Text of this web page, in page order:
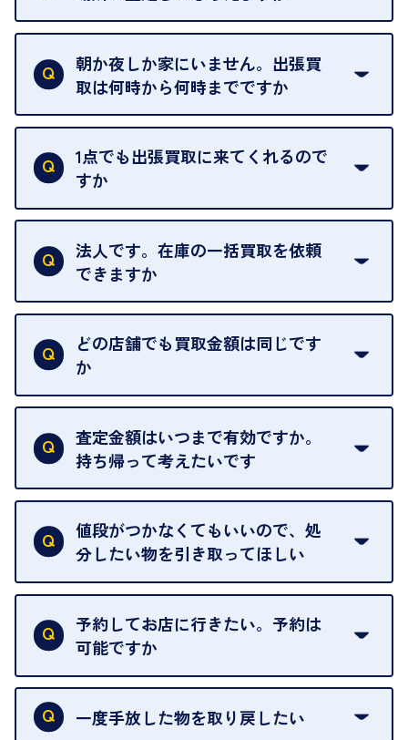
ご自宅以外での査定はお引き受けできません。ご指
定のお店や、ほかのお客様への迷惑となることが考
えられるためです。
朝か夜しか家にいません。出張買
取は何時から何時までですか
ご訪問可能時間は、10時から19時です。
ただし、お品物の種類や量によっては対応させてい
ただくことがあります。
1点でも出張買取に来てくれるので
すか
はい。1点でもお伺いします。
法人です。在庫の一括買取を依頼
できますか
はい。喜んで承ります。出張買取をご利用くださ
い。
ご指定の場所にお伺いします。
どの店舗でも買取金額は同じです
か
はい。全店舗一律です。
ただし、中古市場は日々変動するため、査定した日
によって査定額が変わることはございます。
査定金額はいつまで有効ですか。
持ち帰って考えたいです
査定額は当日限り有効です。
中古市場が日々変動するため、翌日には査定額が変
わることがございます。
値段がつかなくてもいいので、処
分したい物を引き取ってほしい
再販不可能な物は、場合によってはお断りすること
がございます。ご了承ください。
予約してお店に行きたい。予約は
可能ですか
申し訳ありませんが、現在はご来店の予約は承って
おりません。
一度手放した物を取り戻したい